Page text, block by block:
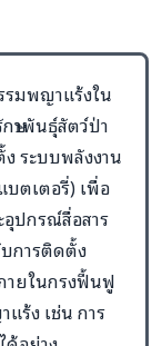
มพญาแร้งใน
าพันธุ์สัตว์ป่า
ระบบพลังงาน
ตเตอรี่) เพื่อ
อุปกรณ์สื่อสาร
การติดตั้ง
ายในกรงฟื้นฟู
ร้ง เช่น การ